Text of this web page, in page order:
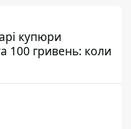
купюри
100 гривень: коли